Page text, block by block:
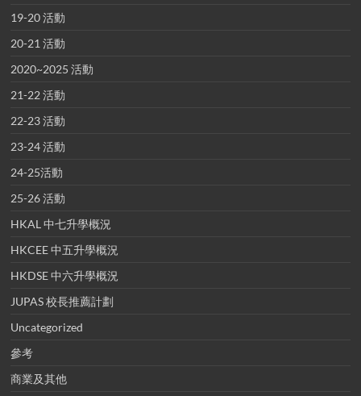
19-20 活動
20-21 活動
2020~2025 活動
21-22 活動
22-23 活動
23-24 活動
24-25活動
25-26 活動
HKAL 中七升學概況
HKCEE 中五升學概況
HKDSE 中六升學概況
JUPAS 校長推薦計劃
Uncategorized
參考
商業及其他